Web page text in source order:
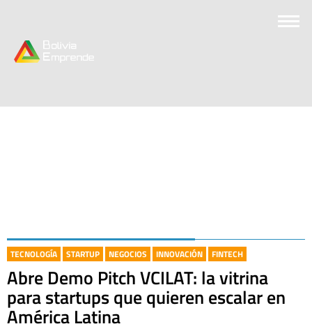
TECNOLOGÍA STARTUP NEGOCIOS INNOVACIÓN FINTECH
Abre Demo Pitch VCILAT: la vitrina
para startups que quieren escalar en
América Latina